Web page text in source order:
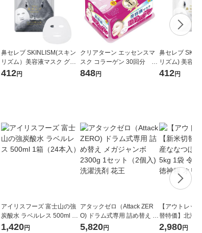
鼻セレブ SKINLISM(スキン
リズム）美容液マスク グレ
ー 高保湿 ハリ 敏感肌用 保
412円
クリアターン エッセンスマ
スク コラーゲン 30回分 大
容量 ハリ 美容液 コーセー
848円
鼻セレブ
リズム) 美容液
保湿 低刺激 敏
412円
アイリスフーズ 富士山の強
炭酸水 ラベルレス 500ml 1
箱（24本入）
1,420円
アタックゼロ（Attack ZER
O) ドラム式専用 詰め替え メ
ガジャンボ 2300g 1セット
5,820円
【アウトレッ
替特価】北海
し 無洗米 5kg
2,980円